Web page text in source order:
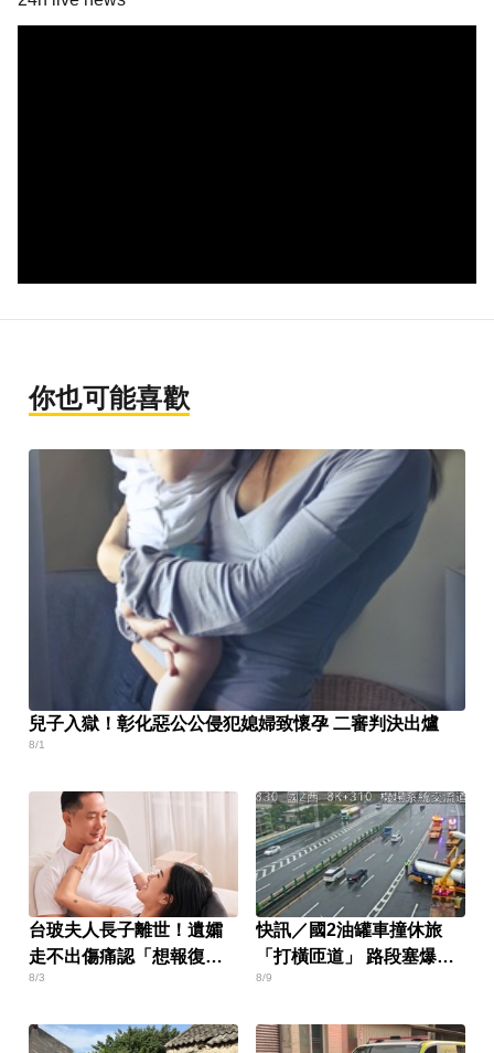
你也可能喜歡
兒子入獄！彰化惡公公侵犯媳婦致懷孕 二審判決出爐
8/1
台玻夫人長子離世！遺孀
走不出傷痛認「想報復」
心聲曝
8/3
快訊／國2油罐車撞休旅
「打橫匝道」 路段塞爆
了！
8/9